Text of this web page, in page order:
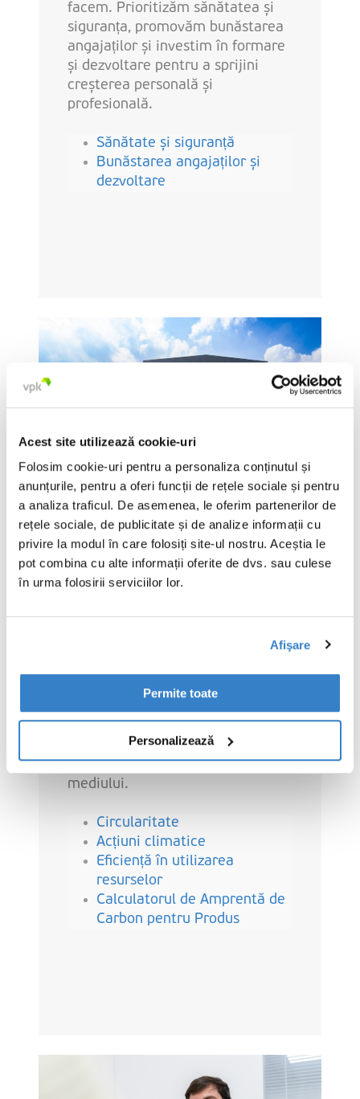
Acest site utilizează cookie-uri
Folosim cookie-uri pentru a personaliza conținutul și
anunțurile, pentru a oferi funcții de rețele sociale și pentru
a analiza traficul. De asemenea, le oferim partenerilor de
rețele sociale, de publicitate și de analize informații cu
privire la modul în care folosiți site-ul nostru. Aceștia le
pot combina cu alte informații oferite de dvs. sau culese
în urma folosirii serviciilor lor.
Afişare
Permite toate
Personalizează
facem. Prioritizăm sănătatea și
siguranța, promovăm bunăstarea
angajaților și investim în formare
și dezvoltare pentru a sprijini
creșterea personală și
profesională.
Sănătate și siguranță
Bunăstarea angajaților și
dezvoltare
PLANETA noastră:
impulsionarea unui
tot ceea ce facem la VPK Group.
acțiuni climatice și eficiență în
utilizarea resurselor pentru a
minimiza impactul nostru asupra
mediului.
Circularitate
Acțiuni climatice
Eficiență în utilizarea
resurselor
Calculatorul de Amprentă de
Carbon pentru Produs